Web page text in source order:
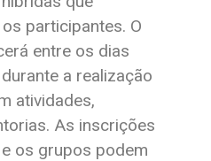
participantes. O
entre os dias
durante a realização
atividades,
As inscrições
os grupos podem